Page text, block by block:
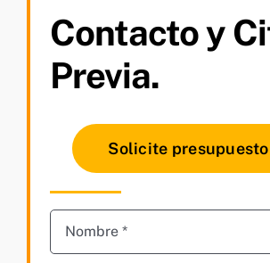
Contacto y
Previa.
Solicite presupuesto